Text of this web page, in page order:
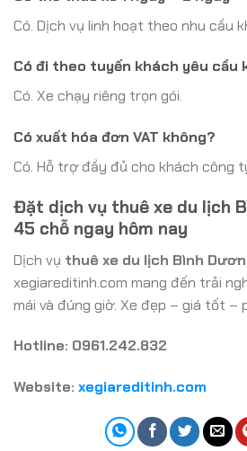
Có. Dịch vụ linh hoạt theo nhu cầu
Có đi theo tuyến khách yêu cầu
Có. Xe chạy riêng trọn gói.
Có xuất hóa đơn VAT không?
Có. Hỗ trợ đầy đủ cho khách công
Đặt dịch vụ thuê xe du lịch
45 chỗ ngay hôm nay
Dịch vụ thuê xe du lịch Bình
xegiareditinh.com mang đến trải
mái và đúng giờ. Xe đẹp – giá tốt –
Hotline: 0961.242.832
Website: xegiareditinh.com